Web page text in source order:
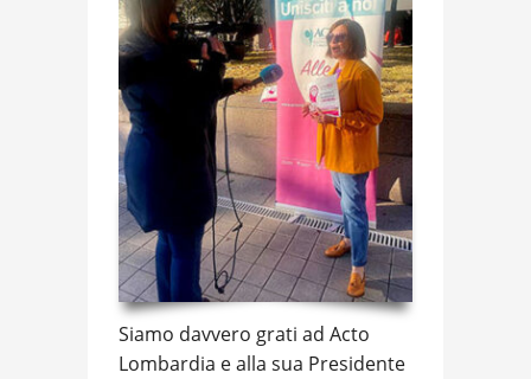
Siamo davvero grati ad Acto
Lombardia e alla sua Presidente